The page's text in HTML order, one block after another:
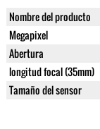
Nombre del producto
Megapixel
Abertura
longitud focal (35mm)
Tamaño del sensor